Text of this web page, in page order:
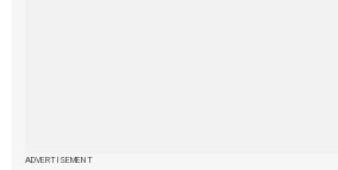
ADVERTISEMENT